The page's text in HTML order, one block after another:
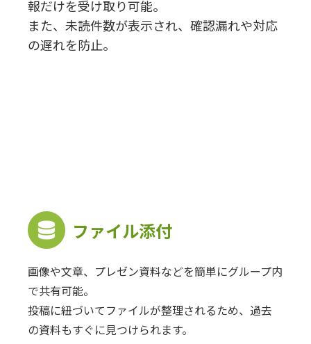
報だけを受け取り可能。
また、未読件数が表示され、確認漏れや対応
の遅れを防止。
ファイル添付
画像や文章、プレゼン資料などを簡単にグループ内
で共有可能。
投稿に紐づいてファイルが整理されるため、過去
の資料もすぐに見つけられます。